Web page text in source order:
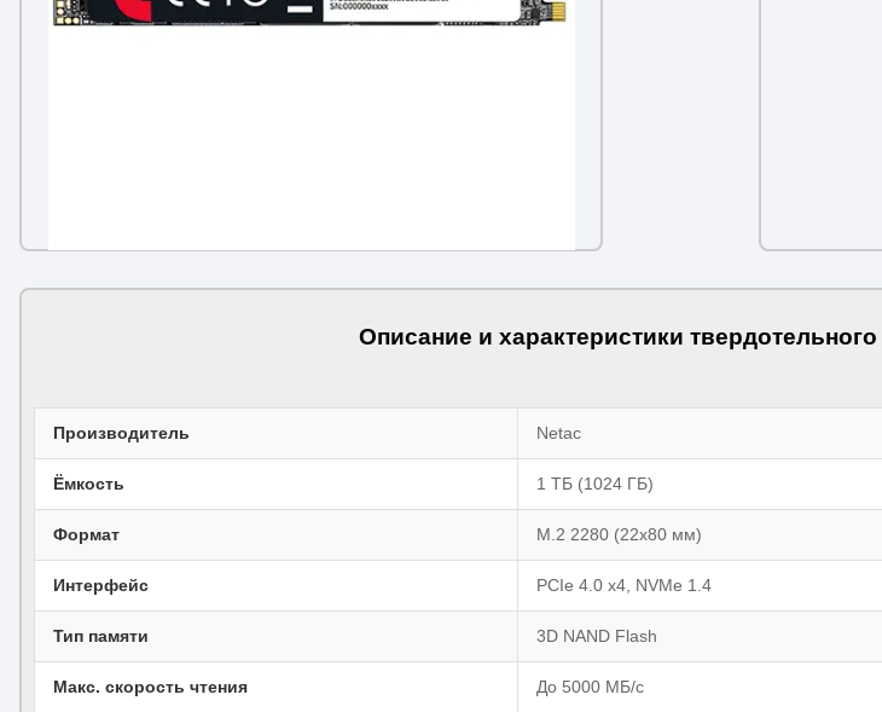
Описание и характеристики
Производитель Netac
Ёмкость 1 ТБ (1024 ГБ)
Формат M.2 2280 (22x80 мм)
Интерфейс PCIe 4.0 x4, NVMe 1.4
Тип памяти 3D NAND Flash
Макс. скорость чтения До 5000 МБ/с